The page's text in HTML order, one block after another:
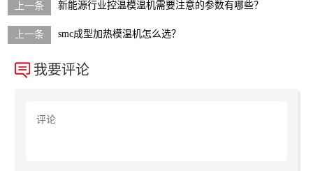
新能源行业控温模温机需要注意的参数有哪些？
smc成型加热模温机怎么选？
我要评论